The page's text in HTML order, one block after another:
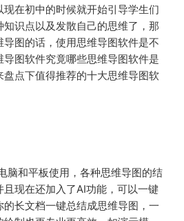
在初中的时候就开始引导学生们
识点以及发散自己的思维了，那
图的话，使用思维导图软件是不
图软件究竟哪些思维导图软件是
点下值得推荐的十大思维导图软
脑和平板使用，各种思维导图的结
现在还加入了AI功能，可以一键
长文档一键总结成思维导图，一